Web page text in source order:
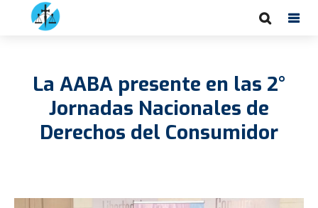
La AABA presente en las 2°
Jornadas Nacionales de
Derechos del Consumidor